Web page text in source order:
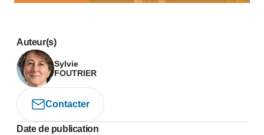
Auteur(s)
Sylvie
FOUTRIER
Contacter
Date de publication